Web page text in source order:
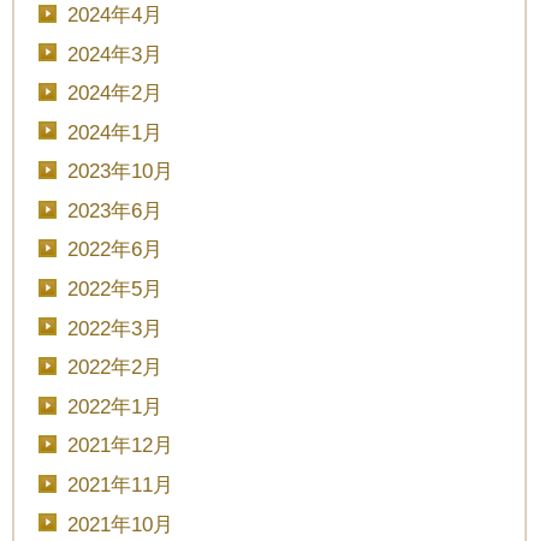
2024年4月
2024年3月
2024年2月
2024年1月
2023年10月
2023年6月
2022年6月
2022年5月
2022年3月
2022年2月
2022年1月
2021年12月
2021年11月
2021年10月